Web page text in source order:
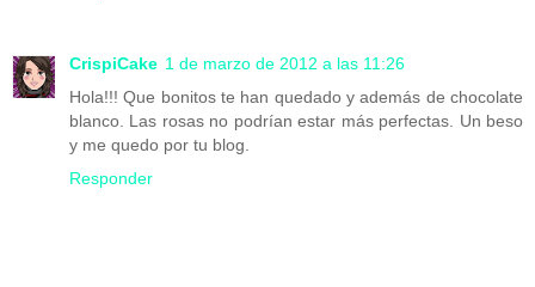
CrispiCake 1 de marzo de 2012 a las 11:26
Hola!!! Que bonitos te han quedado y además de chocolate
blanco. Las rosas no podrían estar más perfectas. Un beso
y me quedo por tu blog.
Responder